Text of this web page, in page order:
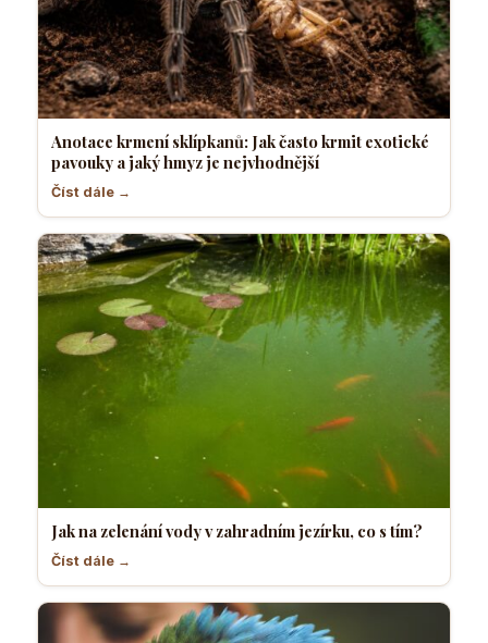
Anotace krmení sklípkanů: Jak často krmit exotické
pavouky a jaký hmyz je nejvhodnější
Číst dále →
Jak na zelenání vody v zahradním jezírku, co s tím?
Číst dále →